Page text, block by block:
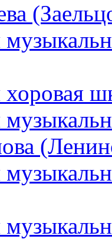
хоровая